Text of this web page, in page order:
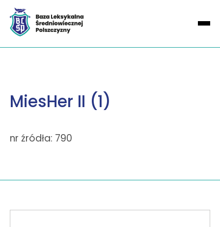
MiesHer II (1)
nr źródła: 790